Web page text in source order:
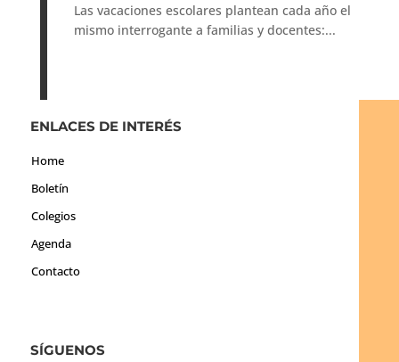
Las vacaciones escolares plantean cada año el
mismo interrogante a familias y docentes:...
ENLACES DE INTERÉS
Home
Boletín
Colegios
Agenda
Contacto
SÍGUENOS